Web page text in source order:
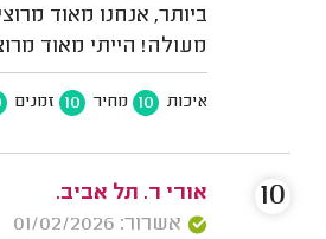
ביותר, אנחנו מאוד
מעולה! הייתי מאוד
איכות 10 מחיר 10 זמנים
אורי ר. תל אביב.
אשרור: 01/02/2026
10